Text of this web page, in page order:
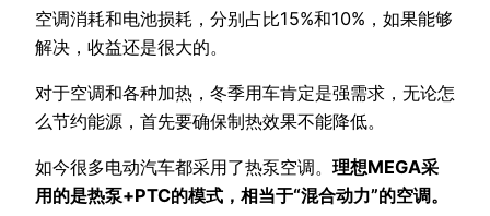
空调消耗和电池损耗，分别占比15%和10%，如果能够
解决，收益还是很大的。
对于空调和各种加热，冬季用车肯定是强需求，无论怎
么节约能源，首先要确保制热效果不能降低。
如今很多电动汽车都采用了热泵空调。 理想MEGA采
用的是热泵+PTC的模式，相当于“混合动力”的空调。